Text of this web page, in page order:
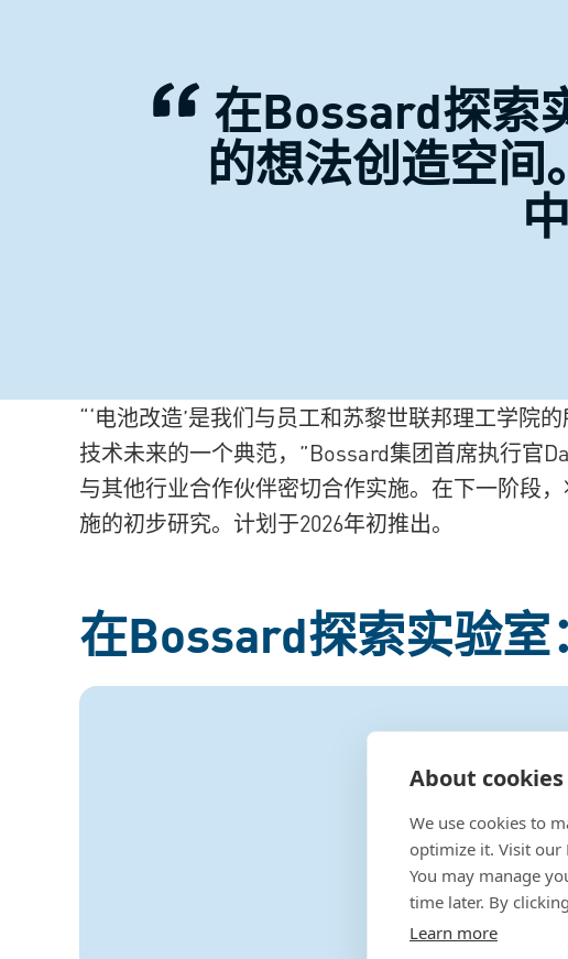
About
We use cookies to
optimize it. Visit our
You may manage
time later. By
Learn more
在Bossard探索
的想法创造空间
“‘电池改造’是我们与员工和苏黎世联邦理工学院
技术未来的一个典范，”Bossard集团首席执行官
与其他行业合作伙伴密切合作实施。在下一阶段
施的初步研究。计划于2026年初推出。
在Bossard探索实验室